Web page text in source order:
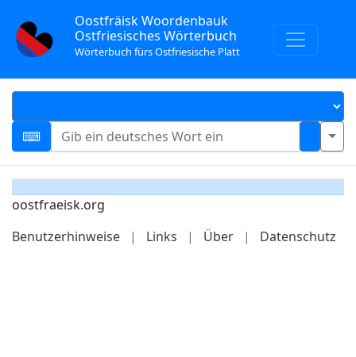
Oostfräisk Woordenbauk
Ostfriesisches Wörterbuch
Wörterbuch fürs Ostfriesische Platt
oostfraeisk.org
Benutzerhinweise
| Links | Über | Datenschutz